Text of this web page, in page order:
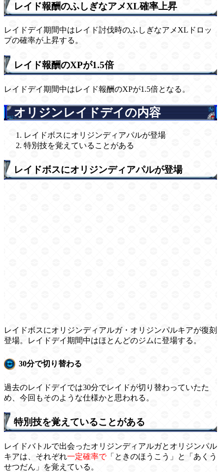
レイド報酬のふしぎなアメXL確率上昇
レイドデイ期間中はレイド討伐時のふしぎなアメXLドロッ
プの確率が上昇する。
レイド報酬のXPが1.5倍
レイドデイ期間中はレイド報酬のXPが1.5倍となる。
オリジンレイドデイの内容
レイドボスにオリジンディアパルが登場
特別技を覚えていることがある
レイドボスにオリジンディアパルが登場
レイドボスにオリジンディアルガ・オリジンパルキアが復刻
登場。レイドデイ期間中はほとんどのジムに登場する。
30分で切り替わる
過去のレイドデイでは30分でレイドが切り替わっていたた
め、今回もそのような仕様かと思われる。
特別技を覚えていることがある
レイドバトルで出会ったオリジンディアルガとオリジンパル
キアは、それぞれ一定確率で「ときのほうこう」と「あくう
せつだん」を覚えている。